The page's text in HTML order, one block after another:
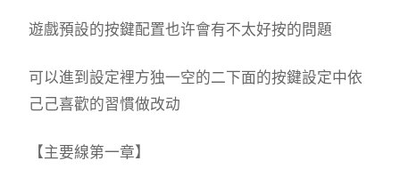
遊戲預設的按鍵配置也许會有不太好按的問題
可以進到設定裡方独一空的二下面的按鍵設定中依
己己喜歡的習慣做改动
【主要線第一章】